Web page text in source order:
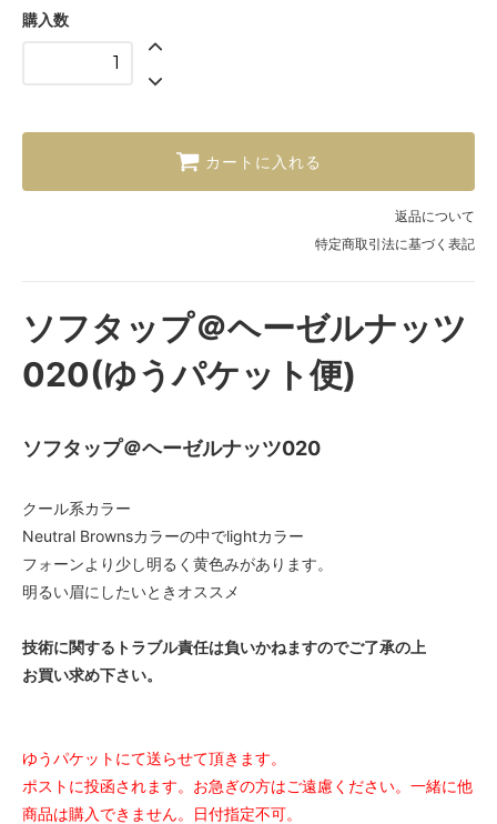
購入数
カートに入れる
返品について
特定商取引法に基づく表記
ソフタップ＠ヘーゼルナッツ
020(ゆうパケット便)
ソフタップ＠ヘーゼルナッツ020
クール系カラー
Neutral Brownsカラーの中でlightカラー
フォーンより少し明るく黄色みがあります。
明るい眉にしたいときオススメ
技術に関するトラブル責任は負いかねますのでご了承の上
お買い求め下さい。
ゆうパケットにて送らせて頂きます。
ポストに投函されます。お急ぎの方はご遠慮ください。一緒に他
商品は購入できません。日付指定不可。